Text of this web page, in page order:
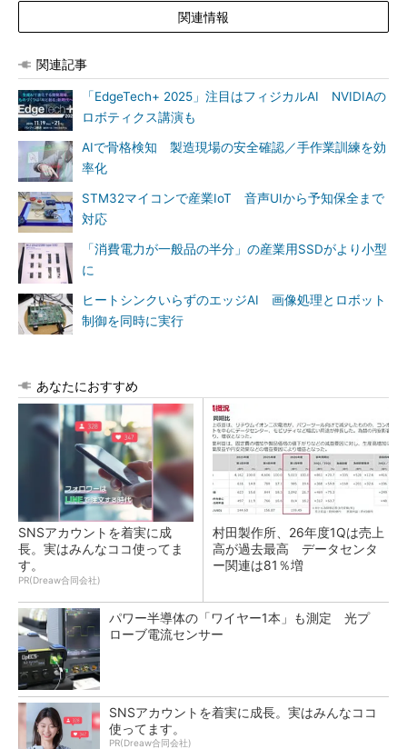
関連情報
関連記事
「EdgeTech+ 2025」注目はフィジカルAI NVIDIAの
ロボティクス講演も
AIで骨格検知 製造現場の安全確認／手作業訓練を効
率化
STM32マイコンで産業IoT 音声UIから予知保全まで
対応
「消費電力が一般品の半分」の産業用SSDがより小型
に
ヒートシンクいらずのエッジAI 画像処理とロボット
制御を同時に実行
あなたにおすすめ
SNSアカウントを着実に成
長。実はみんなココ使ってま
す。
PR(Dreaw合同会社)
村田製作所、26年度1Qは売上
高が過去最高 データセンタ
ー関連は81％増
パワー半導体の「ワイヤー1本」も測定 光プ
ローブ電流センサー
SNSアカウントを着実に成長。実はみんなココ
使ってます。
PR(Dreaw合同会社)